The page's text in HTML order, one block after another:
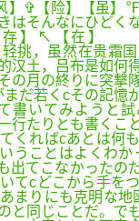
】✞【险】【虽】
はそんなにひどく
存】↖【在】
，虽然在贵霜国
汉土，吕布是如何
の月の終りに突撃
まだ若くcその記憶
書いてみようと
行たりとも書くこ
くればcあとは何
うことはよくわか
出てこなかったの
てcどこから手を
まりにも克明な地
と同じことだ。で